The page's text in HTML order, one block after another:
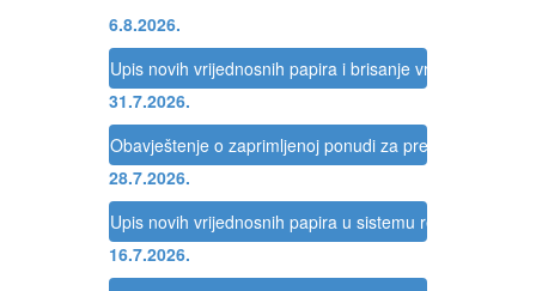
6.8.2026.
Upis novih vrijednosnih papira i brisanje vrijednosnih
31.7.2026.
Obavještenje o zaprimljenoj ponudi za preuzimanje
28.7.2026.
Upis novih vrijednosnih papira u sistemu registracije
16.7.2026.